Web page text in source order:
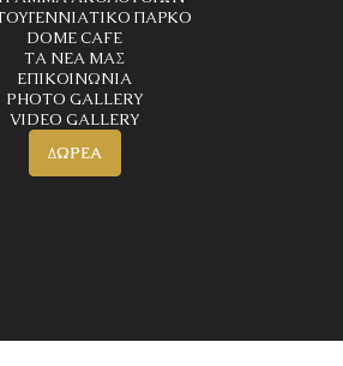
ΠΑΡΚΟ
DOME CAFE
ΤΑ ΝΕΑ ΜΑΣ
ΕΠΙΚΟΙΝΩΝΙΑ
PHOTO GALLERY
VIDEO GALLERY
ΔΩΡΕΑ